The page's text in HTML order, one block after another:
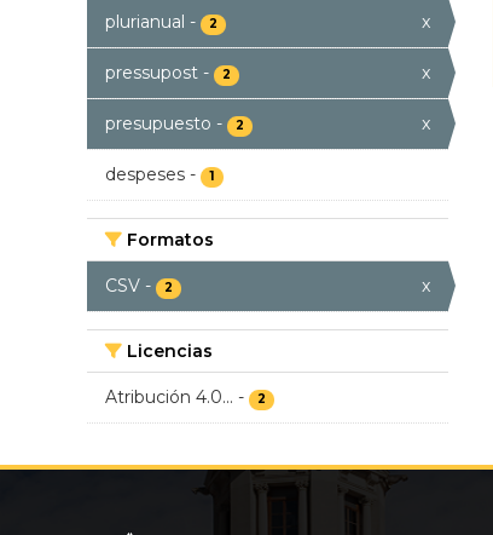
plurianual - 2 x
pressupost - 2 x
presupuesto - 2 x
despeses - 1
Formatos
CSV - 2 x
Licencias
Atribución 4.0... - 2